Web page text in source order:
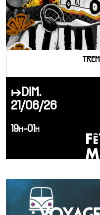
↦DIM.
21/06/26
19h-01h